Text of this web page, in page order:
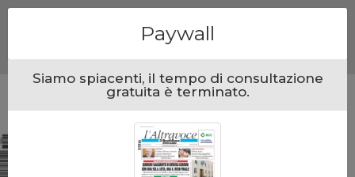
Paywall
Siamo spiacenti, il tempo di consultazione
gratuita è terminato.